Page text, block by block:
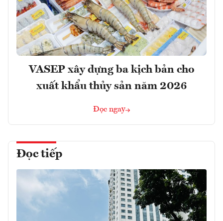
VASEP xây dựng ba kịch bản cho
xuất khẩu thủy sản năm 2026
Đọc ngay
Đọc tiếp